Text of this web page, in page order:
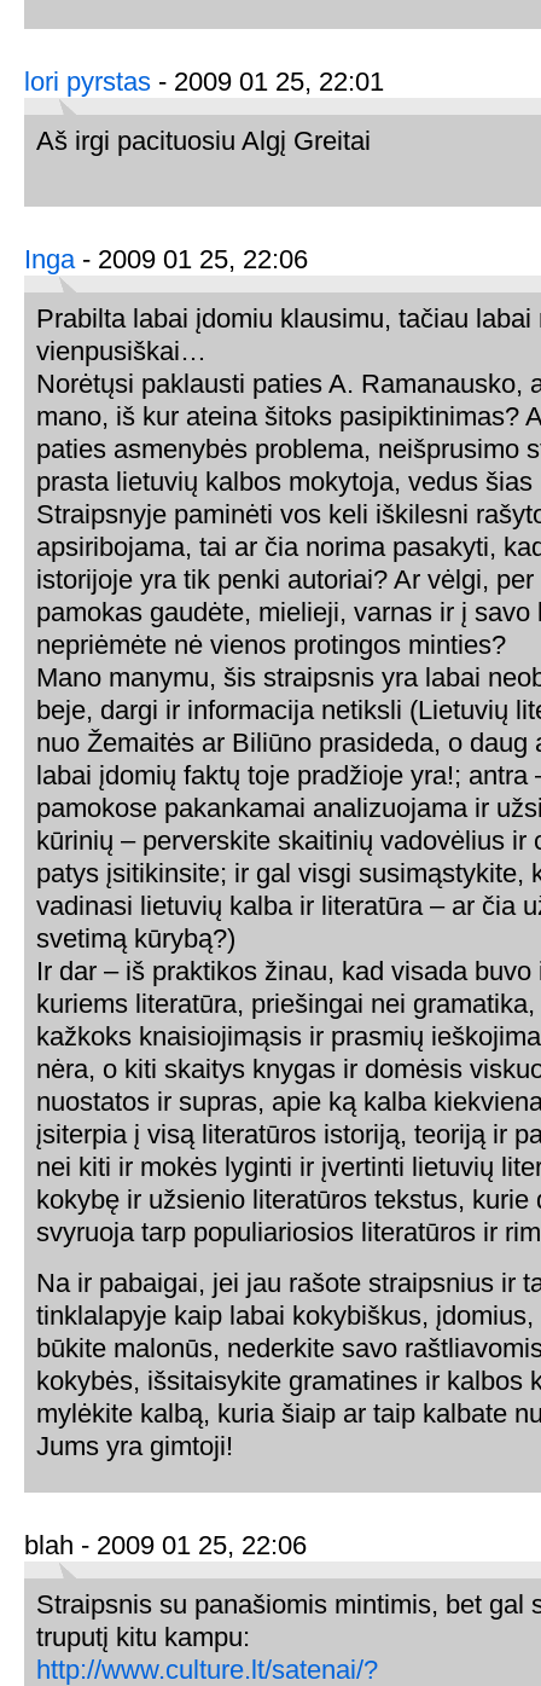
lori pyrstas - 2009 01 25, 22:01
Aš irgi pacituosiu Algį Greitai
Inga- 2009 01 25, 22:06
Prabilta labai įdomiu klausimu, tačiau
vienpusiškai…
Norėtųsi paklausti paties A. Ramanausko,
mano, iš kur ateina šitoks pasipiktinimas?
paties asmenybės problema, neišprusimo
prasta lietuvių kalbos mokytoja, vedus
Straipsnyje paminėti vos keli iškilesni
apsiribojama, tai ar čia norima pasakyti,
istorijoje yra tik penki autoriai? Ar vėlgi,
pamokas gaudėte, mielieji, varnas ir į savo
nepriėmėte nė vienos protingos minties?
Mano manymu, šis straipsnis yra labai
beje, dargi ir informacija netiksli (Lietuvių
nuo Žemaitės ar Biliūno prasideda, o daug
labai įdomių faktų toje pradžioje yra!; antra
pamokose pakankamai analizuojama ir
kūrinių – perverskite skaitinių vadovėlius ir
patys įsitikinsite; ir gal visgi susimąstykite,
vadinasi lietuvių kalba ir literatūra – ar čia
svetimą kūrybą?)
Ir dar – iš praktikos žinau, kad visada buvo
kuriems literatūra, priešingai nei
kažkoks knaisiojimąsis ir prasmių
nėra, o kiti skaitys knygas ir domėsis
nuostatos ir supras, apie ką kalba
įsiterpia į visą literatūros istoriją, teoriją ir
nei kiti ir mokės lyginti ir įvertinti lietuvių
kokybę ir užsienio literatūros tekstus, kurie
svyruoja tarp populiariosios literatūros ir
Na ir pabaigai, jei jau rašote straipsnius ir
tinklalapyje kaip labai kokybiškus,
būkite malonūs, nederkite savo
kokybės, išsitaisykite gramatines ir kalbos
mylėkite kalbą, kuria šiaip ar taip kalbate
Jums yra gimtoji!
blah - 2009 01 25, 22:06
Straipsnis su panašiomis mintimis, bet gal
truputį kitu kampu:
http://www.culture.lt/satenai/?